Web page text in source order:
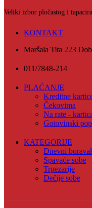
Veliki izbor pločastog i
KONTAKT
Maršala Tita 223
011/7848-214
PLAĆANJE
Kreditne
Čekovima
Na rate -
Gotovinski
KATEGORIJE
Dnevni
Spavaće sobe
Trpezarije
Dečije sobe